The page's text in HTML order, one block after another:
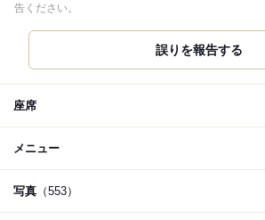
告ください。
誤りを報告する
座席
メニュー
写真 （553）